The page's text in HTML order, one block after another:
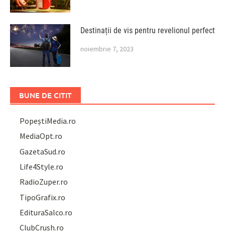
Destinații de vis pentru revelionul perfect
noiembrie 7, 2023
BUNE DE CITIT
PopeștiMedia.ro
MediaOpt.ro
GazetaSud.ro
Life4Style.ro
RadioZuper.ro
TipoGrafix.ro
EdituraSalco.ro
ClubCrush.ro